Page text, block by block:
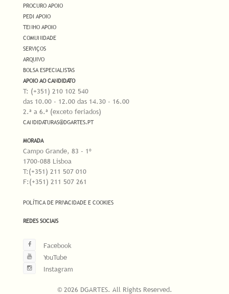
PROCURO APOIO
PEDI APOIO
TENHO APOIO
COMUNIDADE
SERVIÇOS
ARQUIVO
BOLSA ESPECIALISTAS
APOIO AO CANDIDATO
T: (+351) 210 102 540
das 10.00 - 12.00 das 14.30 - 16.00
2.ª a 6.ª (exceto feriados)
CANDIDATURAS@DGARTES.PT
MORADA
Campo Grande, 83 - 1º
1700-088 Lisboa
T:(+351) 211 507 010
F:(+351) 211 507 261
POLÍTICA DE PRIVACIDADE E COOKIES
REDES SOCIAIS
Facebook
YouTube
Instagram
© 2026 DGARTES. All Rights Reserved.